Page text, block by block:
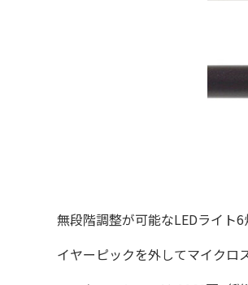
無段階調整が可能なLEDライト6
イヤーピックを外してマイクロ